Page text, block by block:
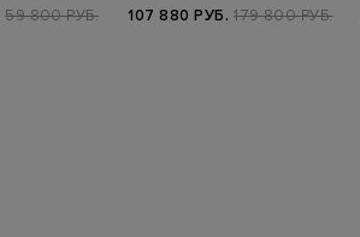
59 800 РУБ. 107 880 РУБ. 179 800 РУБ.